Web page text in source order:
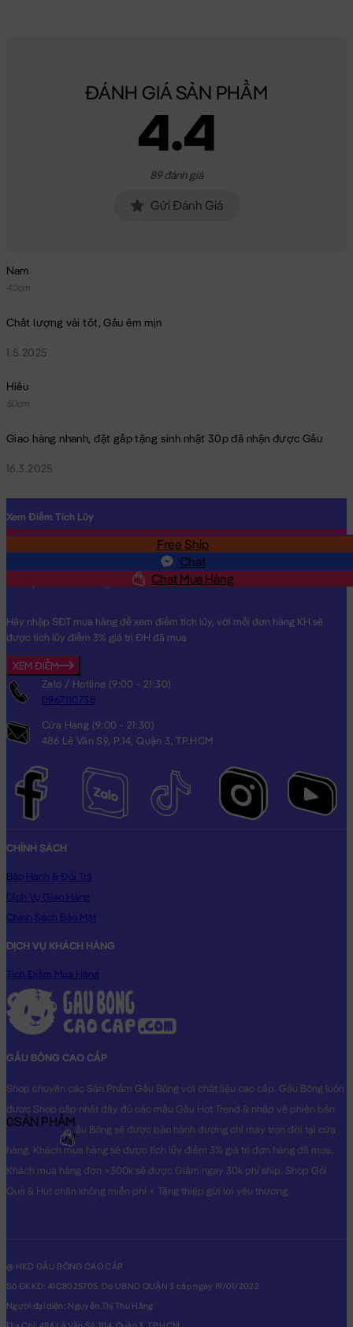
Gấu của bạn bị bung chỉ? bạn cứ mang gấu đến cửa hàng &
cung cấp số di động là xong. Shop sẽ chăm sóc Gấu của bạn
Gối mền Doremon dạng hình chữ nhậtsẽ là món quà tặng vô
cùng Dễ Thương dành cho người thân yêu của bạn!
là hình THẬT do Shop TỰ CHỤP.
ĐÁNH GIÁ SẢN PHẨM
4.4
89 đánh giá
Gửi Đánh Giá
Nam
40cm
Chất lượng vải tốt, Gấu êm mịn
1.5.2025
Hiếu
50cm
Giao hàng nhanh, đặt gấp tặng sinh nhật 30p đã nhận được Gấu
16.3.2025
Free Ship
Chat
Chat Mua Hàng
Xem Điểm Tích Lũy
Hãy nhập SĐT mua hàng để xem điểm tích lũy, với mỗi đơn hàng KH sẽ
được tích lũy điểm 3% giá trị ĐH đã mua
XEM ĐIỂM
Zalo / Hotline (9:00 - 21:30)
0967110738
Cửa Hàng (9:00 - 21:30)
486 Lê Văn Sỹ, P.14, Quận 3, TP.HCM
CHÍNH SÁCH
Bảo Hành & Đổi Trả
Dịch Vụ Giao Hàng
Chính Sách Bảo Mật
DỊCH VỤ KHÁCH HÀNG
Tích Điểm Mua Hàng
GẤU BÔNG CAO CẤP
Shop chuyên các Sản Phẩm Gấu Bông với chất liệu cao cấp. Gấu Bông luôn
được Shop cập nhật đầy đủ các mẫu Gấu Hot Trend & nhập về phiên bản
Original nhất. Gấu Bông sẽ được bảo hành đường chỉ may trọn đời tại cửa
hàng, Khách mua hàng sẽ được tích lũy điểm 3% giá trị đơn hàng đã mua.
Khách mua hàng đơn >300k sẽ được Giảm ngay 30k phí ship. Shop Gói
Quà & Hút chân không miễn phí + Tặng thiệp gửi lời yêu thương.
@ HKD GẤU BÔNG CAO CẤP
Số ĐKKD: 41C8025705. Do UBND QUẬN 3 cấp ngày 19/01/2022
Người đại diện: Nguyễn Thị Thu Hằng
0SẢN PHẨM
0₫